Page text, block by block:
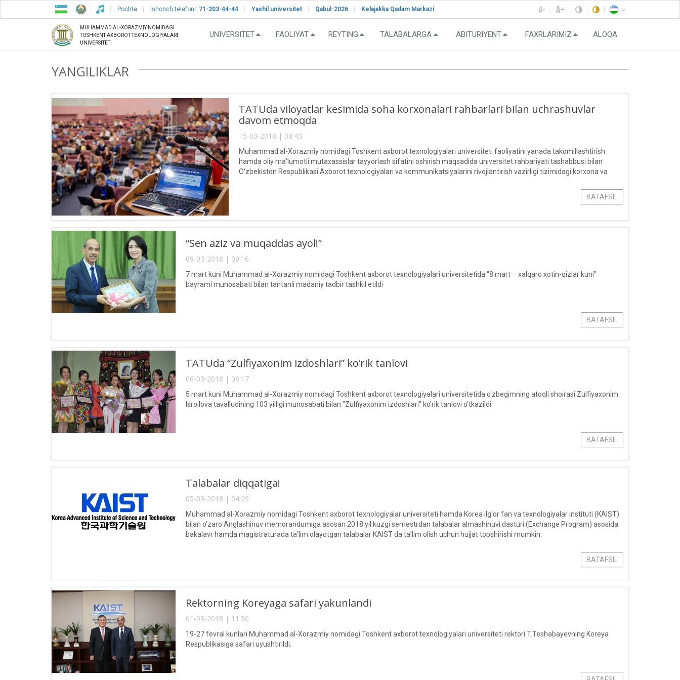
Pochta Ishonch telefoni: 71-203-44-44 Yashil universitet Qabul-2026 Kelajakka Qadam Markazi
MUHAMMAD AL-XORAZMIY NOMIDAGI
TOSHKENT AXBOROT TEXNOLOGIYALARI
UNIVERSITETI
UNIVERSITET FAOLIYAT REYTING TALABALARGA ABITURIYENT FAXRLARIMIZ ALOQA
YANGILIKLAR
TATUda viloyatlar kesimida soha korxonalari rahbarlari bilan uchrashuvlar
davom etmoqda
15-03-2018 | 08:43
Muhammad al-Xorazmiy nomidagi Toshkent axborot texnologiyalari universiteti faoliyatini yanada takomillashtirish
hamda oliy ma'lumotli mutaxassislar tayyorlash sifatini oshirish maqsadida universitet rahbariyati tashabbusi bilan
O‘zbekiston Respublikasi Axborot texnologiyalari va kommunikatsiyalarini rivojlantirish vazirligi tizimidagi korxona va
BATAFSIL
“Sen aziz va muqaddas ayol!”
09-03-2018 | 09:16
7 mart kuni Muhammad al-Xorazmiy nomidagi Toshkent axborot texnologiyalari universitetida “8 mart – xalqaro xotin-qizlar kuni”
bayrami munosabati bilan tantanli madaniy tadbir tashkil etildi
BATAFSIL
TATUda “Zulfiyaxonim izdoshlari” ko‘rik tanlovi
06-03-2018 | 06:17
5 mart kuni Muhammad al-Xorazmiy nomidagi Toshkent axborot texnologiyalari universitetida o'zbegimning atoqli shoirasi Zulfiyaxonim
Isroilova tavalludining 103 yilligi munosabati bilan "Zulfiyaxonim izdoshlari” ko'rik tanlovi o'tkazildi
BATAFSIL
Talabalar diqqatiga!
05-03-2018 | 04:29
Muhammad al-Xorazmiy nomidagi Toshkent axborot texnologiyalar universiteti hamda Korea ilg‘or fan va texnologiyalar instituti (KAIST)
bilan o‘zaro Anglashinuv memorandumiga asosan 2018 yil kuzgi semestrdan talabalar almashinuvi dasturi (Exchange Program) asosida
bakalavr hamda magistraturada ta’lim olayotgan talabalar KAIST da ta’lim olish uchun hujjat topshirishi mumkin.
BATAFSIL
Rektorning Koreyaga safari yakunlandi
01-03-2018 | 11:30
19-27 fevral kunlari Muhammad al-Xorazmiy nomidagi Toshkent axborot texnologiyalari universiteti rektori T.Teshabayevning Koreya
Respublikasiga safari uyushtirildi.